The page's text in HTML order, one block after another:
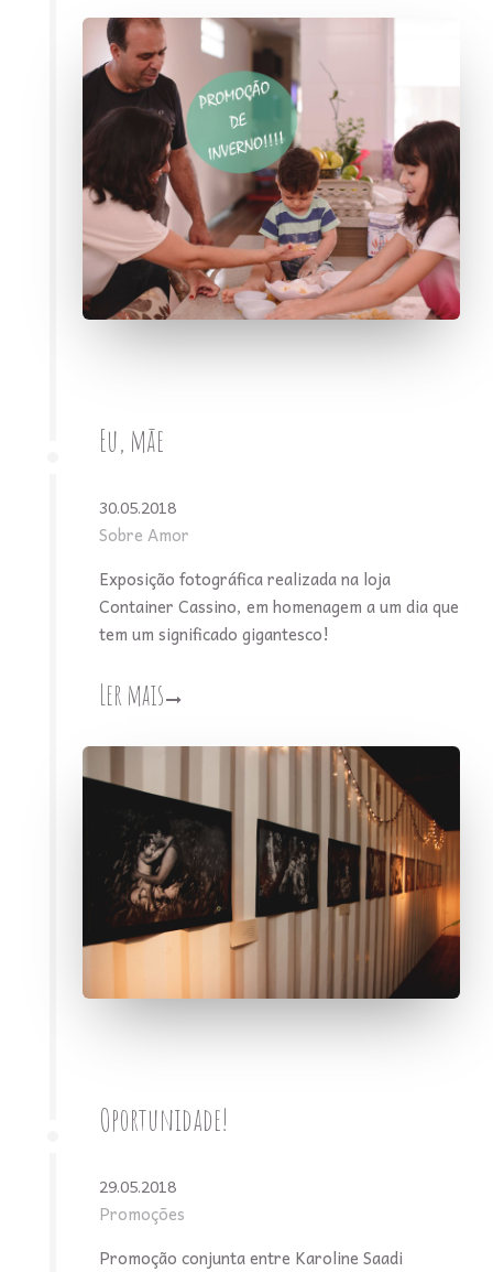
Eu, mãe
30.05.2018
Sobre Amor
Exposição fotográfica realizada na loja
Container Cassino, em homenagem a um dia que
tem um significado gigantesco!
Ler mais
Oportunidade!
29.05.2018
Promoções
Promoção conjunta entre Karoline Saadi